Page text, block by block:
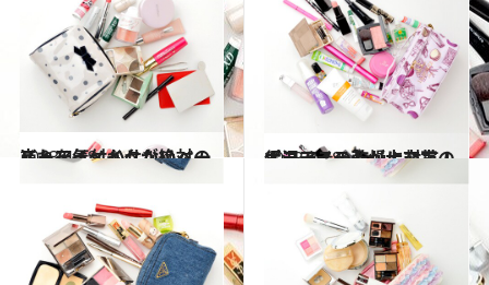
2013.4.18
崩れを気付かせないベース＆アイメイクが絶対のルール
ビューティ＆ヘルス 2013.3.18
オフィスの乾燥に対抗！保湿アイテムが大充実のポーチ
ビューティ＆ヘルス